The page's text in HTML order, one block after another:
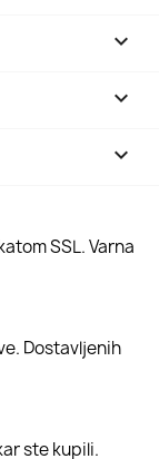

keyboard_arrow_down

SSL. Varna
Dostavljenih
ste kupili.